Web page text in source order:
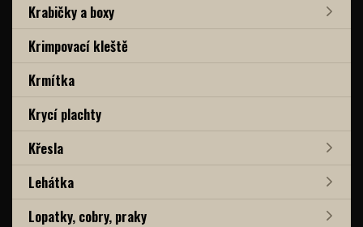
Krabičky a boxy
Krimpovací kleště
Krmítka
Krycí plachty
Křesla
Lehátka
Lopatky, cobry, praky